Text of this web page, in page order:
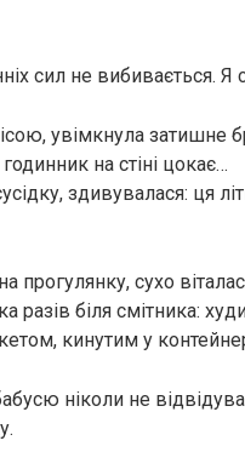
сил не вибивається. Я
увімкнула затишне
на стіні цокає…
здивувалася: ця
прогулянку, сухо
разів біля смітника:
кинутим у
ніколи не